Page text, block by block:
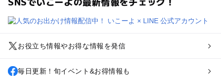
お役立ち情報やお得な情報を発信
毎日更新！旬イベント&お得情報も